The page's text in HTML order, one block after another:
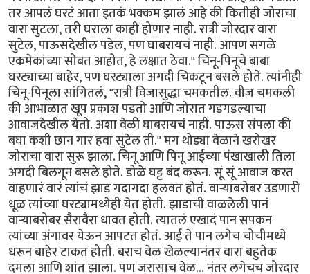
तर आपलं घरटं आता इतकं भक्कम झालं आहे की कितीही जोराचा
वारा सुटला, तरी घराला काही होणार नाही. रात्री जोरदार वारा
सुटेल, पाऊसदेखील पडेल, पण घाबरायचं नाही. आपण सगळे
एकमेकांच्या सोबत आहोत, हे लक्षात ठेवा." चिनू-पिनूचे बाबा
घरट्याच्या बाहेर, पण घरट्याला अगदी चिकटून बसले होते. त्यांनीही
चिनू-पिनूला सांगितलं, "रात्री विजासुद्धा चमकतील. वीज चमकली
की आभाळात खूप प्रकाश पडतो आणि जोरात गडगडल्याचा
आवाजदेखील येतो. अशा वेळी घाबरायचं नाही. पाऊस संपला की
बघा कशी छान गार हवा सुटेल ती." मग थोड्या वेळाने खरोखर
जोराचा वारा सुरू झाला. चिनू आणि पिनू आईच्या पंखाखाली तिला
अगदी बिलगून बसले होते. डोळे घट्ट बंद करून. सूं सूं आवाज करत
वाहणारं वारं त्यांचं झाड गदागदा हलवत होतं. वार्‍याबरोबर उडणारी
धूळ त्यांच्या घरट्यामध्येही येत होती. झाडाची वाळलेली पानं
वार्‍याबरोबर सैरावैरा धावत होती. त्यातलं एखादं पान सपकन
त्यांच्या अंगावर येऊन आपटत होतं. आई ते पान लगेच चोचीमध्ये
धरून बाहेर टाकत होती. बराच वेळ खेळल्यानंतर वारा बहुतेक
दमला आणि शांत झाला. पण जरासाच वेळ... नंतर लगेचच जोरदार